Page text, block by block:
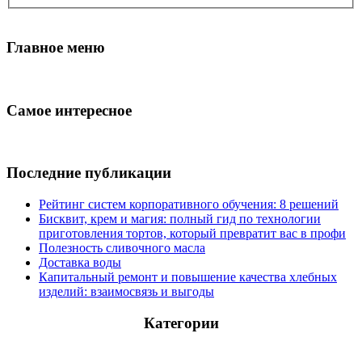
Главное меню
Самое интересное
Последние публикации
Рейтинг систем корпоративного обучения: 8 решений
Бисквит, крем и магия: полный гид по технологии
приготовления тортов, который превратит вас в профи
Полезность сливочного масла
Доставка воды
Капитальный ремонт и повышение качества хлебных
изделий: взаимосвязь и выгоды
Категории